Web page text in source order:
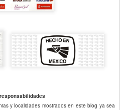
y localidades mostrados en este blog ya sea